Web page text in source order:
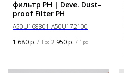
фильтр PH | Deve. Dust-
proof Filter PH
A50U168801 A50U172100
1 680р. / 1 pc 2 950р. / 1 pc